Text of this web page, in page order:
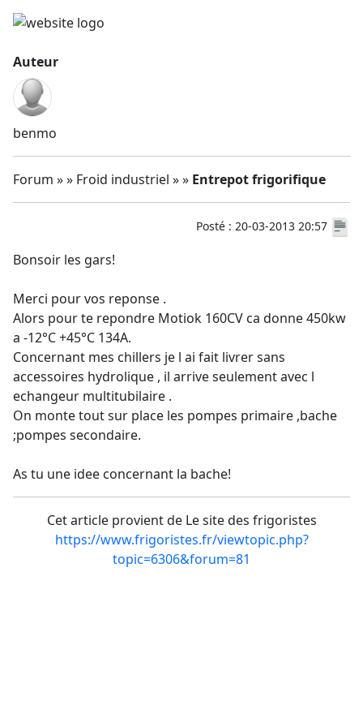
Auteur
benmo
Forum » » Froid industriel » » Entrepot frigorifique
Posté : 20-03-2013 20:57
Bonsoir les gars!
Merci pour vos reponse .
Alors pour te repondre Motiok 160CV ca donne 450kw
a -12°C +45°C 134A.
Concernant mes chillers je l ai fait livrer sans
accessoires hydrolique , il arrive seulement avec l
echangeur multitubilaire .
On monte tout sur place les pompes primaire ,bache
;pompes secondaire.
As tu une idee concernant la bache!
Cet article provient de Le site des frigoristes
https://www.frigoristes.fr/viewtopic.php?
topic=6306&forum=81